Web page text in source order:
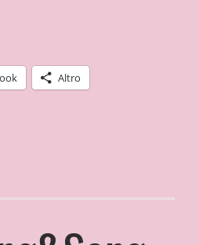
Altro